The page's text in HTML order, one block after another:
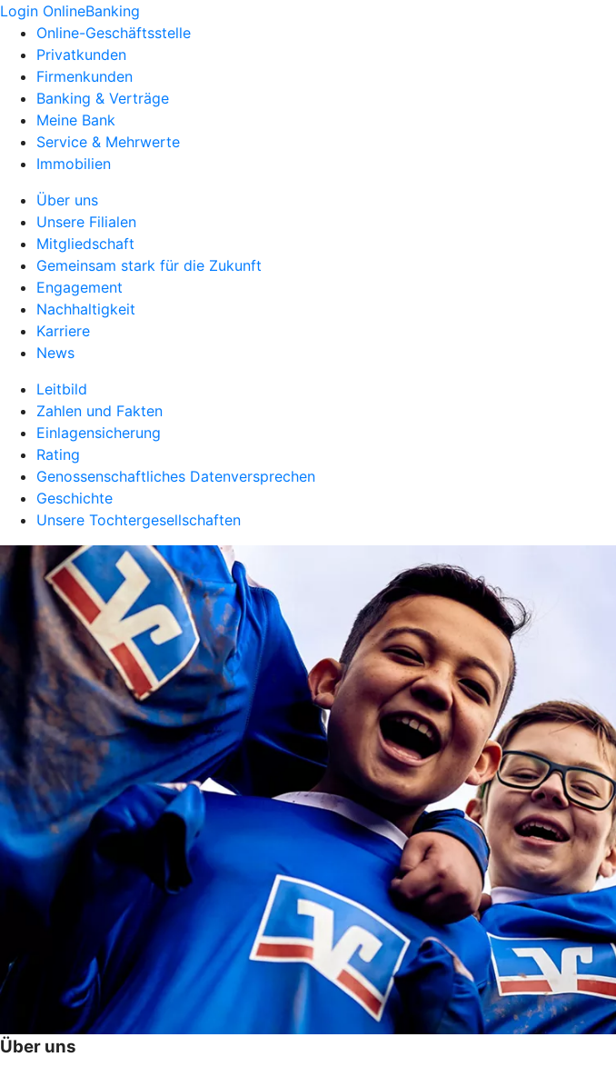
Login OnlineBanking
Online-Geschäftsstelle
Privatkunden
Firmenkunden
Banking & Verträge
Meine Bank
Service & Mehrwerte
Immobilien
Über uns
Unsere Filialen
Mitgliedschaft
Gemeinsam stark für die Zukunft
Engagement
Nachhaltigkeit
Karriere
News
Leitbild
Zahlen und Fakten
Einlagensicherung
Rating
Genossenschaftliches Datenversprechen
Geschichte
Unsere Tochtergesellschaften
Über uns